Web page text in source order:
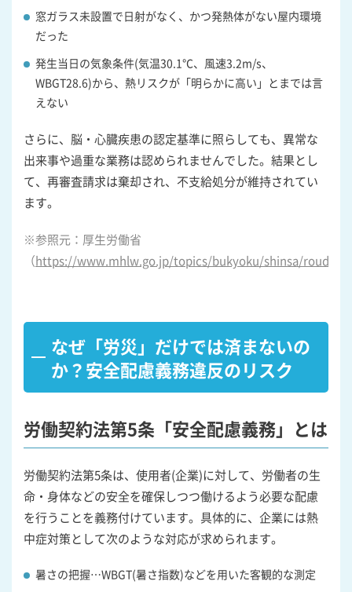
窓ガラス未設置で日射がなく、かつ発熱体がない屋内環境
だった
発生当日の気象条件(気温30.1℃、風速3.2m/s、
WBGT28.6)から、熱リスクが「明らかに高い」とまでは言
えない
さらに、脳・心臓疾患の認定基準に照らしても、異常な
出来事や過重な業務は認められませんでした。結果とし
て、再審査請求は棄却され、不支給処分が維持されてい
ます。
※参照元：厚生労働省
（https://www.mhlw.go.jp/topics/bukyoku/shinsa/roudou/
なぜ「労災」だけでは済まないの
か？安全配慮義務違反のリスク
労働契約法第5条「安全配慮義務」とは
労働契約法第5条は、使用者(企業)に対して、労働者の生
命・身体などの安全を確保しつつ働けるよう必要な配慮
を行うことを義務付けています。具体的に、企業には熱
中症対策として次のような対応が求められます。
暑さの把握…WBGT(暑さ指数)などを用いた客観的な測定